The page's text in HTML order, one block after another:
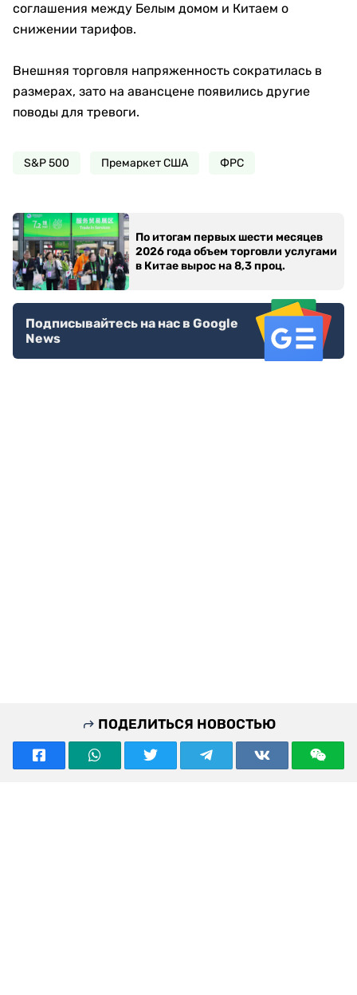
соглашения между Белым домом и Китаем о
снижении тарифов.
Внешняя торговля напряженность сократилась в
размерах, зато на авансцене появились другие
поводы для тревоги.
S&P 500 Премаркет США ФРС
По итогам первых шести месяцев
2026 года объем торговли услугами
в Китае вырос на 8,3 проц.
Подписывайтесь на нас в Google
News
ПОДЕЛИТЬСЯ НОВОСТЬЮ